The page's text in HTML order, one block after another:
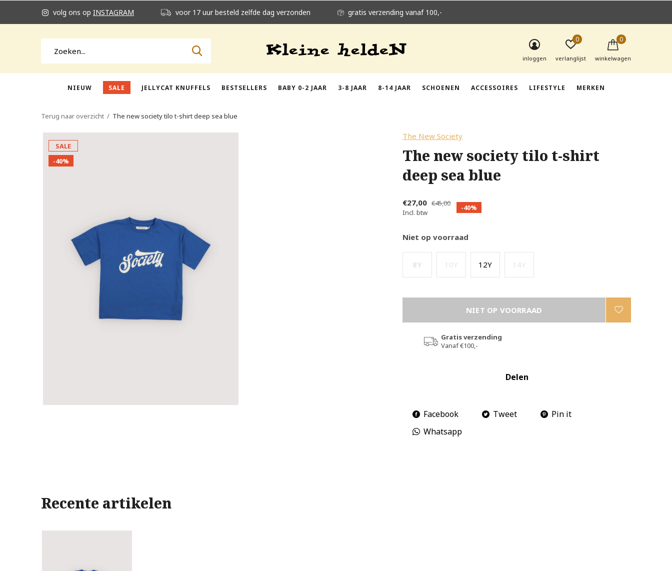
NIEUW SALE JELLYCAT KNUFFELS BESTSELLERS BABY 0-2 JAAR 3-8 JAAR 8-14 JAAR SCHOENEN ACCESSOIRES LIFESTYLE MERKEN
inloggen verlanglijst
0
winkelwagen
0
volg ons op INSTAGRAM voor 17 uur besteld zelfde dag verzonden gratis verzending vanaf 100,-
Terug naar overzicht The new society tilo t-shirt deep sea blue
SALE
-40%
The New Society
The new society tilo t-shirt
deep sea blue
€27,00 €45,00
Incl. btw
-40%
Niet op voorraad
8Y 10Y 12Y 14Y
NIET OP VOORRAAD
Gratis verzending
Vanaf €100,-
Delen
Facebook Tweet
Pin it
Whatsapp
Recente artikelen